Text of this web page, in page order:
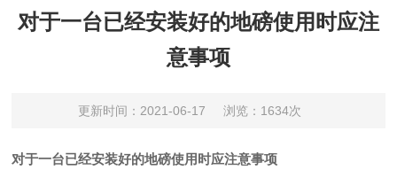
对于一台已经安装好的地磅使用时应注
意事项
更新时间：2021-06-17 浏览：1634次
对于一台已经安装好的地磅使用时应注意事项